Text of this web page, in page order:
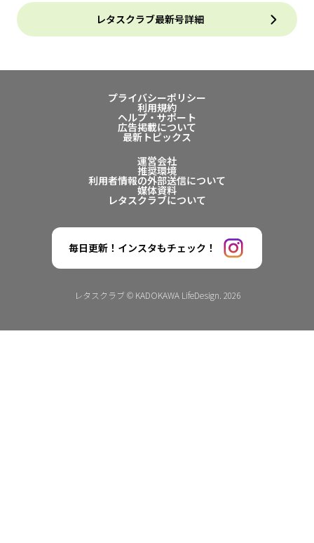
レタスクラブ最新号詳細
プライバシーポリシー
利用規約
ヘルプ・サポート
広告掲載について
最新トピックス
運営会社
推奨環境
利用者情報の外部送信について
媒体資料
レタスクラブについて
毎日更新！インスタもチェック！
レタスクラブ © KADOKAWA LifeDesign. 2026